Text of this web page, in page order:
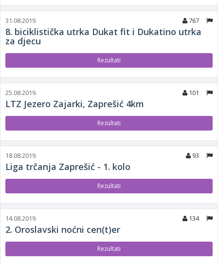
31.08.2019. 767
8. biciklistička utrka Dukat fit i Dukatino utrka
za djecu
Rezultati
25.08.2019. 101
LTZ Jezero Zajarki, Zaprešić 4km
Rezultati
18.08.2019. 93
Liga trčanja Zaprešić - 1. kolo
Rezultati
14.08.2019. 134
2. Oroslavski noćni cen(t)er
Rezultati